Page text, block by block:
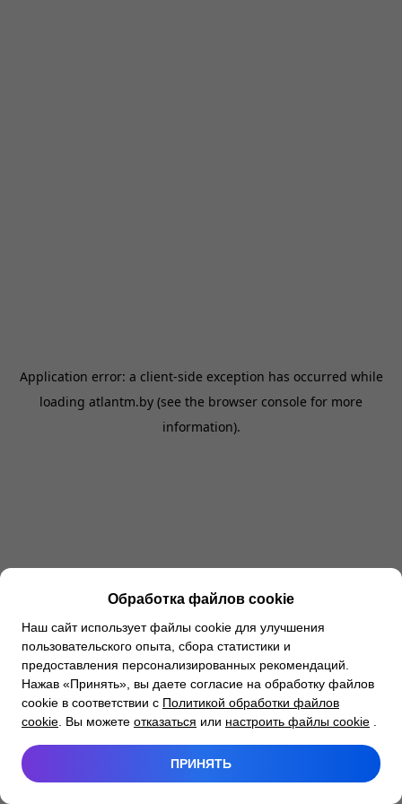
Application error: a client-side exception has occurred while
loading atlantm.by (see the browser console for more
information).
Обработка файлов cookie
Наш сайт использует файлы cookie для улучшения
пользовательского опыта, сбора статистики и
предоставления персонализированных рекомендаций.
Нажав «Принять», вы даете согласие на обработку файлов
cookie в соответствии с Политикой обработки файлов
cookie . Вы можете отказаться или настроить файлы cookie
ПРИНЯТЬ